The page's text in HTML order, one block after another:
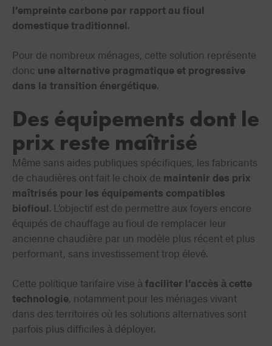
l’empreinte carbone par rapport au fioul
domestique traditionnel.
Pour de nombreux ménages, cette solution représente
donc une alternative pragmatique et progressive
dans la transition énergétique.
Des équipements dont le
prix reste maîtrisé
Même sans aides publiques spécifiques, les fabricants
de chaudières ont fait le choix de maintenir des prix
maîtrisés pour les équipements compatibles
biofioul. L’objectif est de permettre aux foyers encore
équipés de chauffage au fioul de remplacer leur
ancienne chaudière par un modèle plus récent et plus
performant, sans investissement trop élevé.
Cette politique tarifaire vise àfaciliter l’accès à cette
technologie, notamment pour les ménages vivant
dans des territoires où les solutions alternatives sont
parfois plus difficiles à déployer.